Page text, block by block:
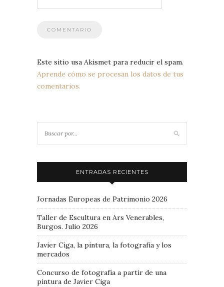
Este sitio usa Akismet para reducir el spam.
Aprende cómo se procesan los datos de tus
comentarios.
ENTRADAS RECIENTES
Jornadas Europeas de Patrimonio 2026
Taller de Escultura en Ars Venerables,
Burgos. Julio 2026
Javier Ciga, la pintura, la fotografía y los
mercados
Concurso de fotografía a partir de una
pintura de Javier Ciga